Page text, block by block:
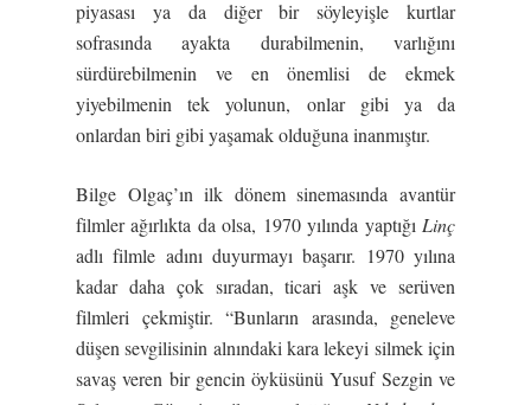
piyasası ya da diğer bir söyleyişle kurtlar
sofrasında ayakta durabilmenin, varlığını
sürdürebilmenin ve en önemlisi de ekmek
yiyebilmenin tek yolunun, onlar gibi ya da
onlardan biri gibi yaşamak olduğuna inanmıştır.
Bilge Olgaç’ın ilk dönem sinemasında avantür
filmler ağırlıkta da olsa, 1970 yılında yaptığı Linç
adlı filmle adını duyurmayı başarır. 1970 yılına
kadar daha çok sıradan, ticari aşk ve serüven
filmleri çekmiştir. “Bunların arasında, geneleve
düşen sevgilisinin alnındaki kara lekeyi silmek için
savaş veren bir gencin öyküsünü Yusuf Sezgin ve